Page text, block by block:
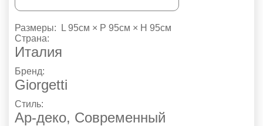
Размеры:
L 95см × P 95см × H 95см
Страна:
Италия
Бренд:
Giorgetti
Стиль:
Ар-деко, Современный